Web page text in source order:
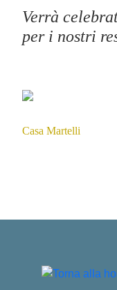
Verrà
per i nostri
Casa Martelli